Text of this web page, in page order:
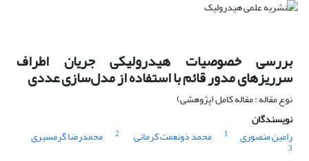
بررسی خصوصیات هیدرولیکی جریان اطراف
سرریزهای مدور قائم با استفاده از مدل‌سازی عددی
نوع مقاله : مقاله کامل (پژوهشی)
نویسندگان
رامین منصوری
1 محمد ذونعمت کرمانی 2 محمدرضا گرمسیری
3